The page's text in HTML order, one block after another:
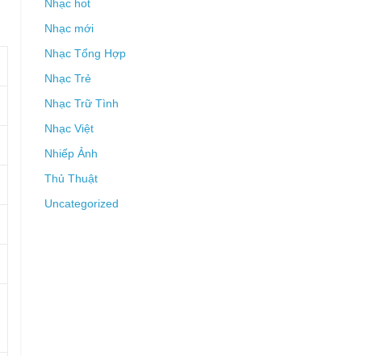
Nhạc hot
Nhạc mới
Nhạc Tổng Hợp
Nhạc Trẻ
Nhạc Trữ Tình
Nhạc Việt
Nhiếp Ảnh
Thủ Thuật
Uncategorized